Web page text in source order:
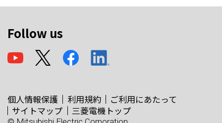
Follow us
個人情報保護 利用規約
ご利用にあたって
サイトマップ
三菱電機トップ